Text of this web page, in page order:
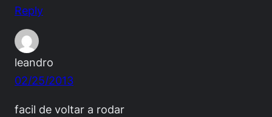
Reply
leandro
02/25/2013
facil de voltar a rodar